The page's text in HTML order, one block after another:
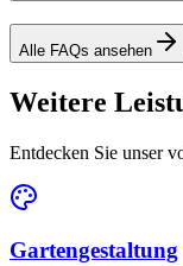
Alle FAQs ansehen
Weitere
Entdecken Sie unser
Gartengestaltung